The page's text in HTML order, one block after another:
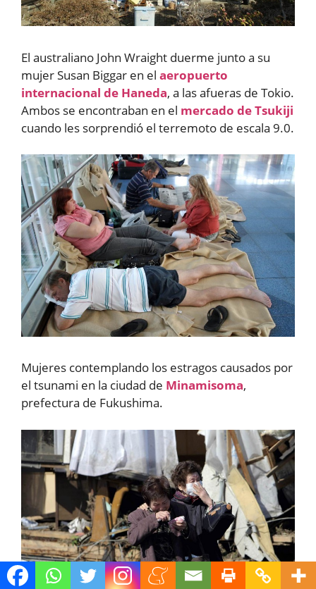
El australiano John Wraight duerme junto a su
mujer Susan Biggar en el aeropuerto
internacional de Haneda, a las afueras de Tokio.
Ambos se encontraban en el mercado de Tsukiji
cuando les sorprendió el terremoto de escala 9.0.
Mujeres contemplando los estragos causados por
el tsunami en la ciudad de Minamisoma,
prefectura de Fukushima.